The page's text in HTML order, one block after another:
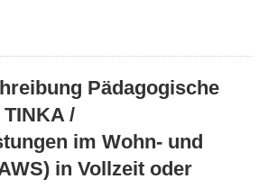
Pädagogische
/
im Wohn- und
in Vollzeit oder